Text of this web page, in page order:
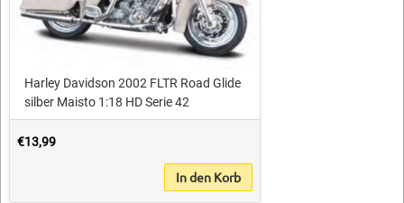
Harley Davidson 2002 FLTR Road Glide
silber Maisto 1:18 HD Serie 42
€13,99
In den Korb